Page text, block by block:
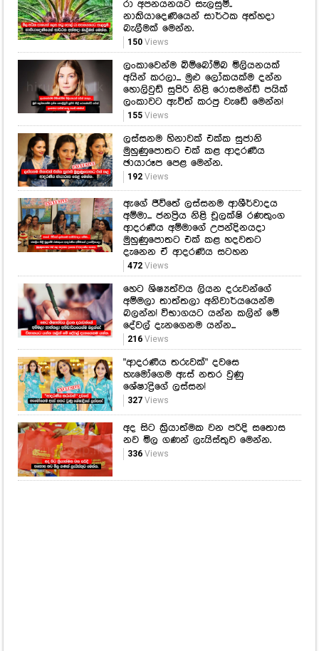
ඔයාගේ පළාතත් මේ අධි-අවදානම්
ලිස්ට් එකේ තියෙනවද? ඩෙංගු
මාරයාගෙන් බිහිසුණු වාර්තාවක්!
132Views
මිල අධික පානයක් ලෙස කටු පොල්
රා අපනයනයට සැලසුම්..
නාකියාදෙණියෙන් සාර්ථක අත්හදා
බැලීමක් මෙන්න.
ලංකාවෙන්ම බිම්බෝම්බ මිලියනයක්
අයින් කරලා... මුළු ලෝකයක්ම දන්න
හොලිවුඩ් සුපිරි නිළි රොසමන්ඩ් පයික්
ලංකාවට ඇවිත් කරපු වැඩේ මෙන්න!
ලස්සනම හිනාවක් එක්ක සුජානි
මුහුණුපොතට එක් කළ ආදරණීය
ඡායාරූප පෙළ මෙන්න.
192Views
ඇගේ ජීවිතේ ලස්සනම ආශීර්වාදය
අම්මා... ජනප්‍රිය නිළි චූලක්ෂි රණතුංග
ආදරණීය අම්මාගේ උපන්දිනයදා
මුහුණුපොතට එක් කළ හදවතට
දැනෙන ඒ ආදරණිය සටහන
හෙට ශිෂ්‍යත්වය ලියන දරුවන්ගේ
අම්මලා තාත්තලා අනිවාර්යයෙන්ම
බලන්න! විභාගයට යන්න කලින් මේ
දේවල් දැනගෙනම යන්න...
"ආදරණීය තරුවක්" දවසෙ
හැමෝගෙම ඇස් නතර වුණු
327Views